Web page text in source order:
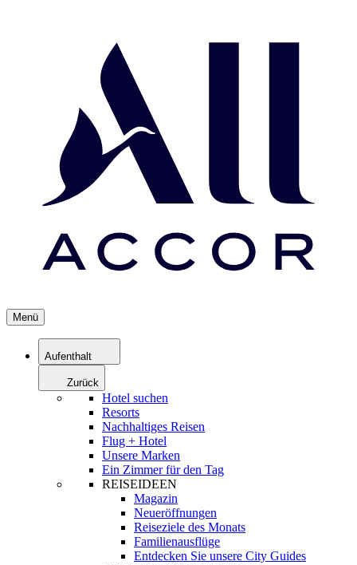
Menü
Aufenthalt
Zurück
Hotel suchen
Resorts
Nachhaltiges Reisen
Flug + Hotel
Unsere Marken
Ein Zimmer für den Tag
REISEIDEEN
Magazin
Neueröffnungen
Reiseziele des Monats
Familienausflüge
Entdecken Sie unsere City Guides